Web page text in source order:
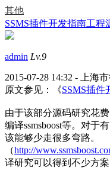
其他
SSMS插件开发指南工程
admin Lv.9
2015-07-28 14:32 - 上海
原文参见：《SSMS插件
由于该部分源码研究花
编译ssmsboost等。对于
该能够少走很多弯路。
（http://
译研究可以得到不少方案